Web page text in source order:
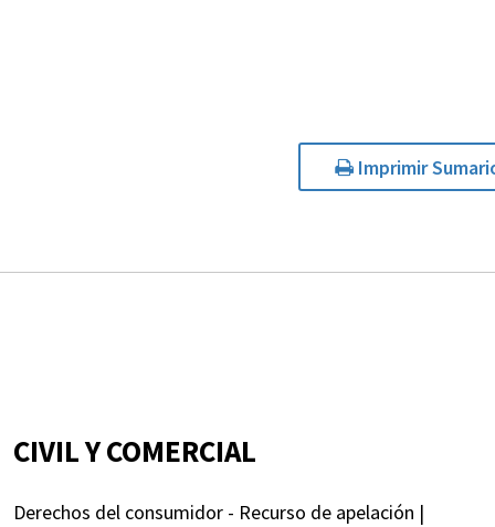
Imprimir
CIVIL Y COMERCIAL
Derechos del consumidor - Recurso de apelación |